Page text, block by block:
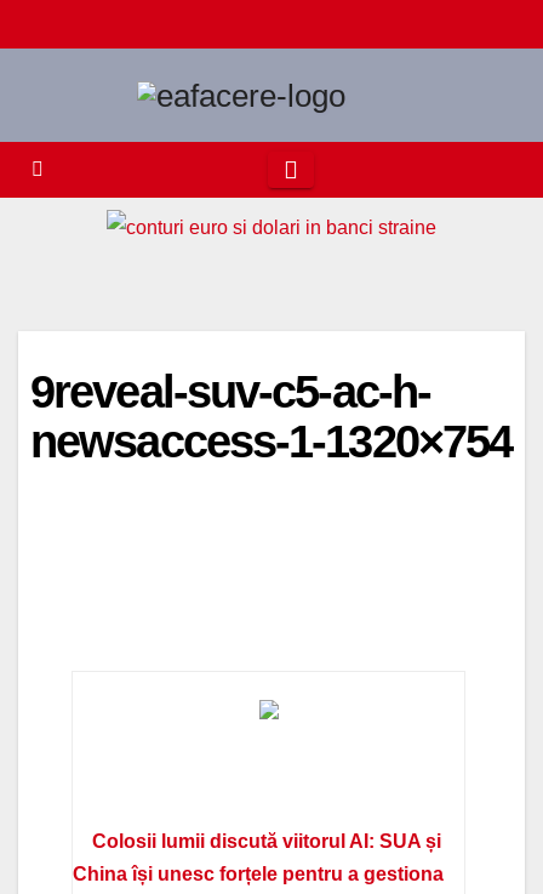
to
9reveal-suv-c5-ac-h-
newsaccess-1-1320×754
Colosii lumii discută viitorul AI: SUA și
China își unesc forțele pentru a gestiona